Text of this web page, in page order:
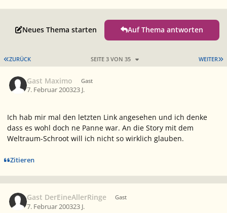
Neues Thema starten Auf Thema antworten
ERSTE SEITE
ZURÜCK WEITER
SEITE 3 VON 35
Gast Maximo Gast
7. Februar 200323 J.
Ich hab mir mal den letzten Link angesehen und ich denke
dass es wohl doch ne Panne war. An die Story mit dem
Weltraum-Schroot will ich nicht so wirklich glauben.
Zitieren
Gast DerEineAllerRinge Gast
7. Februar 200323 J.